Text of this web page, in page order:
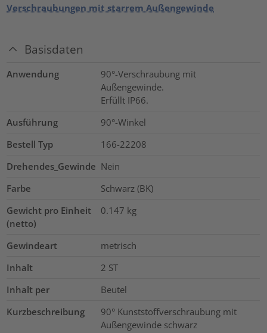
Verschraubungen mit starrem Außengewinde
Basisdaten
Anwendung
90°-Verschraubung mit
Außengewinde.
Erfüllt IP66.
Ausführung
90°-Winkel
Bestell Typ
166-22208
Drehendes_Gewinde Nein
Farbe
Schwarz (BK)
Gewicht pro Einheit
(netto)
0.147 kg
Gewindeart
metrisch
Inhalt
2 ST
Inhalt per
Beutel
Kurzbeschreibung
90° Kunststoffverschraubung mit
Außengewinde schwarz